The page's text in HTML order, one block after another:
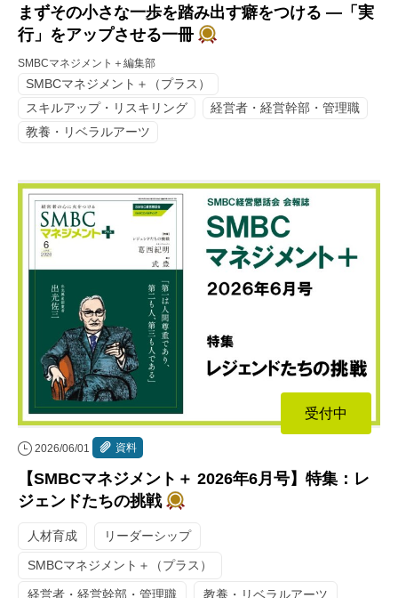
まずその小さな一歩を踏み出す癖をつける ―「実
行」をアップさせる一冊
SMBCマネジメント＋編集部
SMBCマネジメント＋（プラス）
スキルアップ・リスキリング
経営者・経営幹部・管理職
教養・リベラルアーツ
受付中
2026/06/01 資料
【SMBCマネジメント＋ 2026年6月号】特集：レ
ジェンドたちの挑戦
人材育成 リーダーシップ
SMBCマネジメント＋（プラス）
経営者・経営幹部・管理職 教養・リベラルアーツ